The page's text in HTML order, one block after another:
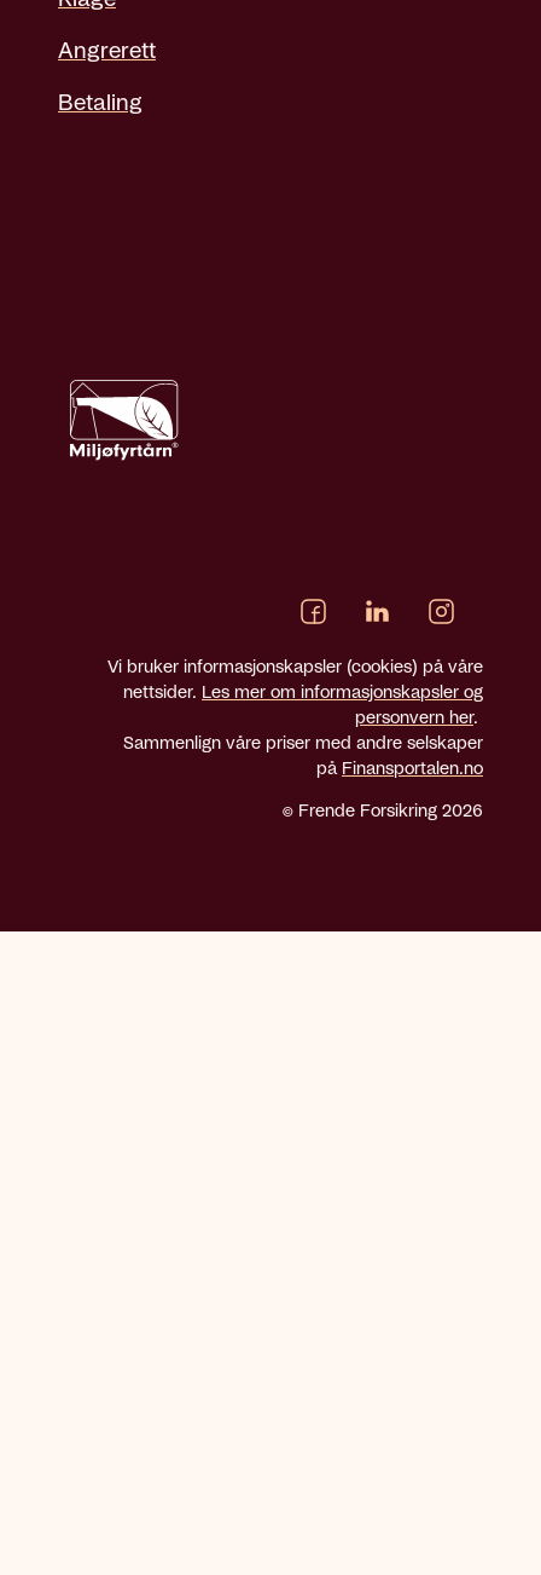
Angrerett
Betaling
Vi bruker informasjonskapsler (cookies) på våre
nettsider. Les mer om informasjonskapsler og
personvern her.
Sammenlign våre priser med andre selskaper
på Finansportalen.no
© Frende Forsikring 2026